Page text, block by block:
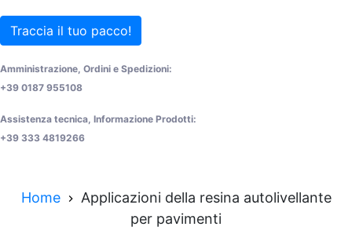
Traccia il tuo pacco!
Amministrazione, Ordini e Spedizioni:
+39 0187 955108
Assistenza tecnica, Informazione Prodotti:
+39 333 4819266
Home
Applicazioni della resina autolivellante
per pavimenti